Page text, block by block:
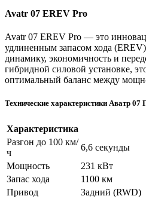
Avatr 07 EREV Pro
Avatr 07 EREV Pro — это
удлиненным запасом хода
динамику, экономичность и
гибридной силовой установке,
оптимальный баланс между
Технические характеристики Аватр 07
Характеристика
Разгон до 100 км/
ч
6,6 секунды
Мощность
231 кВт
Запас хода
1100 км
Привод
Задний (RWD)